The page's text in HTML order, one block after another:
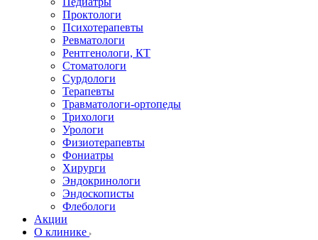
Проктологи
Психотерапевты
Ревматологи
Рентгенологи, КТ
Стоматологи
Сурдологи
Терапевты
Травматологи-ортопеды
Трихологи
Урологи
Физиотерапевты
Фониатры
Хирурги
Эндокринологи
Эндоскописты
Флебологи
Акции
О клинике